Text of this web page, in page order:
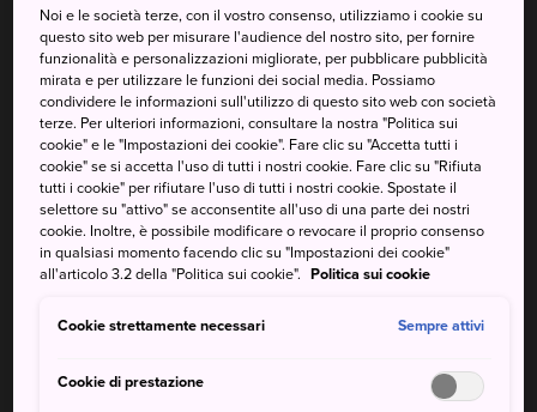
Sekibutsu vicino allo Shimosha Harumiya, venerata
per il suo potere spirituale
Come arrivare
Kamisha (santuario superiore): Dalla stazione JR di Kami-
Suwa, il Kamisha Honmiya dista circa 50 minuti in autobus
o 15 minuti in taxi. Da Kamisha Honmiya si impiegano circa
altri 30 minuti da Kamisha Maemiya alla stazione JR di
Shimosha (santuario inferiore): Shimosha Akimiya dista 10
Noi e le società terze, con il vostro consenso, utilizziamo i cookie su
questo sito web per misurare l'audience del nostro sito, per fornire
funzionalità e personalizzazioni migliorate, per pubblicare pubblicità
mirata e per utilizzare le funzioni dei social media. Possiamo
condividere le informazioni sull'utilizzo di questo sito web con società
terze. Per ulteriori informazioni, consultare la nostra "Politica sui
cookie" e le "Impostazioni dei cookie". Fare clic su "Accetta tutti i
cookie" se si accetta l'uso di tutti i nostri cookie. Fare clic su "Rifiuta
tutti i cookie" per rifiutare l'uso di tutti i nostri cookie. Spostate il
selettore su "attivo" se acconsentite all'uso di una parte dei nostri
cookie. Inoltre, è possibile modificare o revocare il proprio consenso
in qualsiasi momento facendo clic su "Impostazioni dei cookie"
all'articolo 3.2 della "Politica sui cookie". Politica sui cookie
Cookie strettamente necessari Sempre attivi
Cookie di prestazione